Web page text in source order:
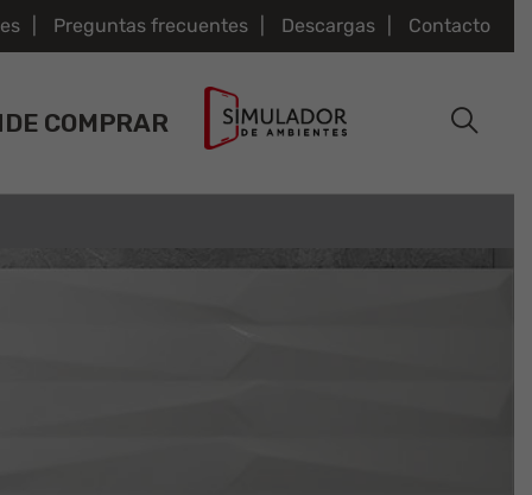
Preguntas frecuentes Descargas Contacto
COMPRAR